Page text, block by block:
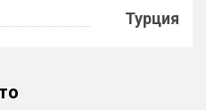
Турция